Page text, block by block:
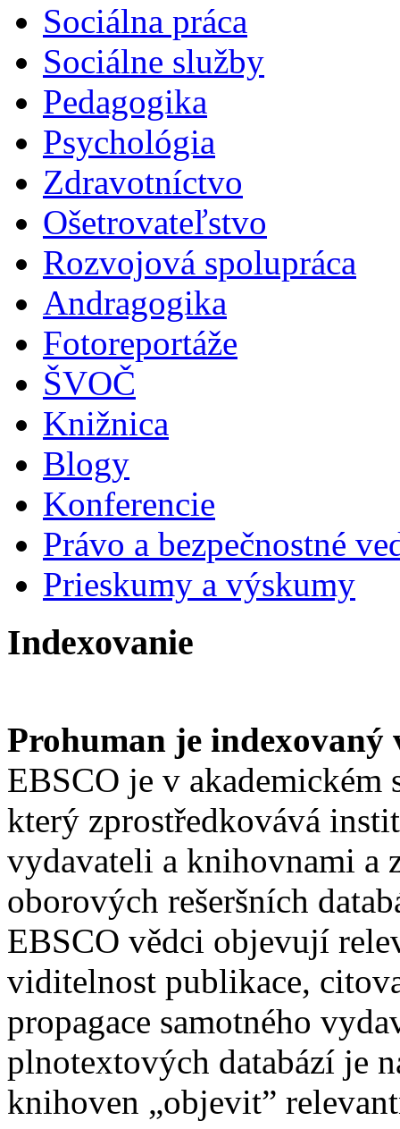
Sociálna práca
Sociálne služby
Pedagogika
Psychológia
Zdravotníctvo
Ošetrovateľstvo
Rozvojová spolupráca
Andragogika
Fotoreportáže
ŠVOČ
Knižnica
Blogy
Konferencie
Právo a bezpečnostné
Prieskumy a výskumy
Indexovanie
Prohuman je indexovaný
EBSCO je v akademickém
který zprostředkovává
vydavateli a knihovnami
oborových rešeršních
EBSCO vědci objevují
viditelnost publikace,
propagace samotného
plnotextových databází je
knihoven „objevit”